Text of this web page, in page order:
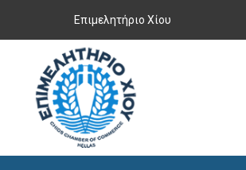
Επιμελητήριο Χίου